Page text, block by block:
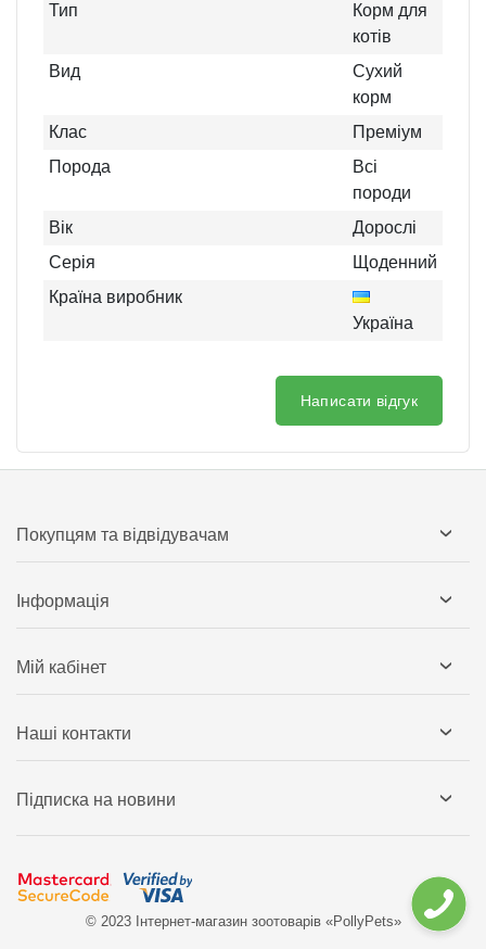
Тип
Корм для
котів
Вид
Сухий
корм
Клас
Преміум
Порода
Всі
породи
Вік
Дорослі
Серія
Щоденний
Країна виробник
Україна
Написати відгук
Покупцям та відвідувачам
Інформація
Мій кабінет
Наші контакти
Підписка на новини
© 2023 Інтернет-магазин зоотоварів «PollyPets»